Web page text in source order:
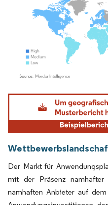
Bild © Mordor Intelligence.
Der Markt für
mit der Präsenz
namhaften Anbieter auf